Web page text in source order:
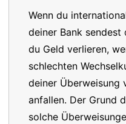
Wenn du
deiner Bank
du Geld verlieren,
schlechten
deiner Überweisung
anfallen. Der Grund
solche